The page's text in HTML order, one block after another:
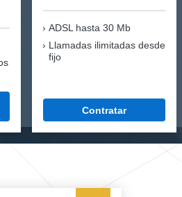
ADSL hasta 30 Mb
Llamadas ilimitadas desde
fijo
Contratar